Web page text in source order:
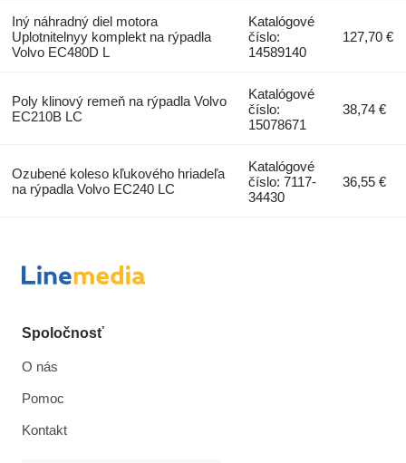
Iný náhradný diel motora
Uplotnitelnyy komplekt na rýpadla
Volvo EC480D L
Katalógové
číslo:
14589140
127,70 €
Poly klinový remeň na rýpadla Volvo
EC210B LC
Katalógové
číslo:
15078671
38,74 €
Ozubené koleso kľukového hriadeľa
na rýpadla Volvo EC240 LC
Katalógové
číslo: 7117-
34430
36,55 €
Spoločnosť
O nás
Pomoc
Kontakt